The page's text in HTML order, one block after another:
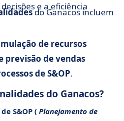
e a eficiência
do Ganacos incluem
de recursos
previsão de vendas
de S&OP.
do Ganacos?
S&OP (Planejamento de